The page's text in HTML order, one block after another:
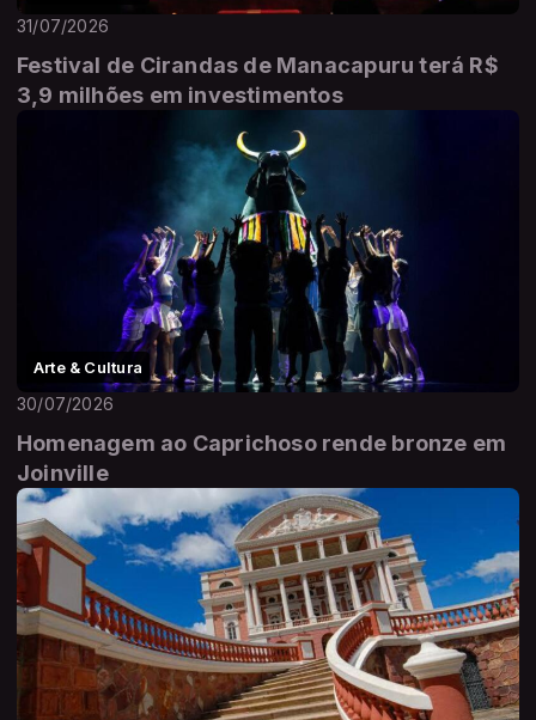
31/07/2026
Festival de Cirandas de Manacapuru terá R$
3,9 milhões em investimentos
Arte & Cultura
30/07/2026
Homenagem ao Caprichoso rende bronze em
Joinville